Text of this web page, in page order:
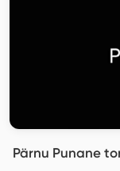
Pärnu Punane